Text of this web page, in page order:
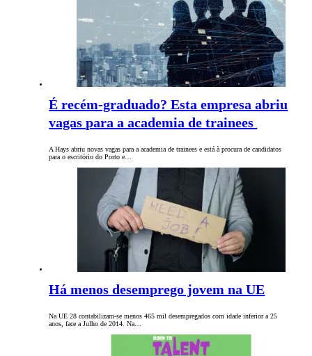
É recém-graduado? Esta empresa abriu
vagas para a academia de trainees
A Hays abriu novas vagas para a academia de trainees e está à procura de candidatos
para o escritório do Porto e…
Há menos desemprego jovem na UE
Na UE 28 contabilizam-se menos 465 mil desempregados com idade inferior a 25
anos, face a Julho de 2014. Na…